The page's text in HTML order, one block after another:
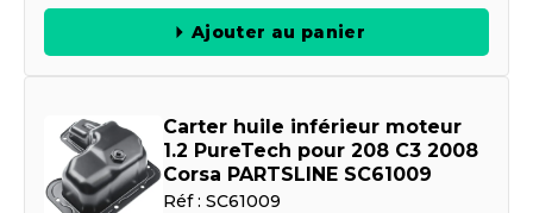
Ajouter au panier
Carter huile inférieur moteur
1.2 PureTech pour 208 C3 2008
Corsa PARTSLINE SC61009
Réf : SC61009